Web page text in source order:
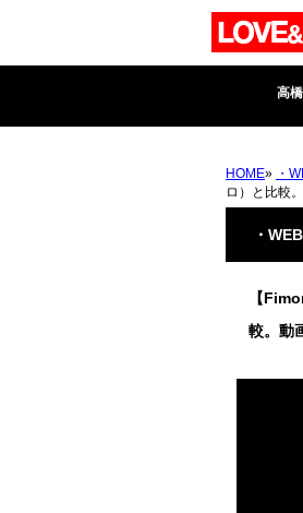
高
HOME» ・
ロ）と比較
・
【
較。動